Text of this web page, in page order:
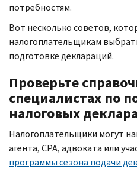
потребностям.
Вот несколько советов,
налогоплательщикам
подготовке деклараций.
Проверьте
специалистах по
налоговых
Налогоплательщики могут
агента,CPA, адвоката или
программы сезона подачи